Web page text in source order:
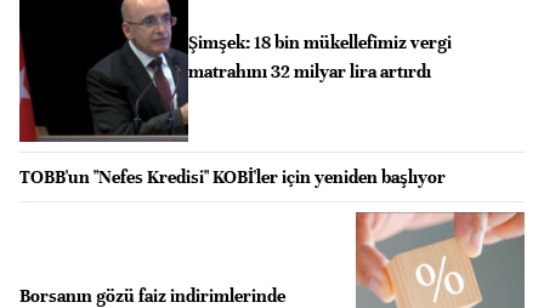
Şimşek: 18 bin mükellefimiz vergi
matrahını 32 milyar lira artırdı
TOBB'un "Nefes Kredisi" KOBİ'ler için yeniden başlıyor
Borsanın gözü faiz indirimlerinde